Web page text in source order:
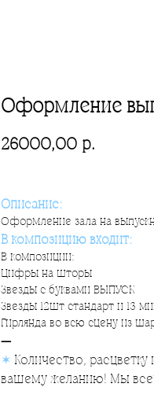
Оформление
26000,00 р.
Описание:
Оформление зала на
В композицию входит:
В композиции:
Цифры на шторы
Звезды с буквами ВЫПУСК
Звезды 12шт стандарт и 13
Гирлянда во всю сцену из
—
✶ Количество,
вашему желанию! Мы